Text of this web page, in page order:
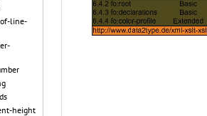
line-
height